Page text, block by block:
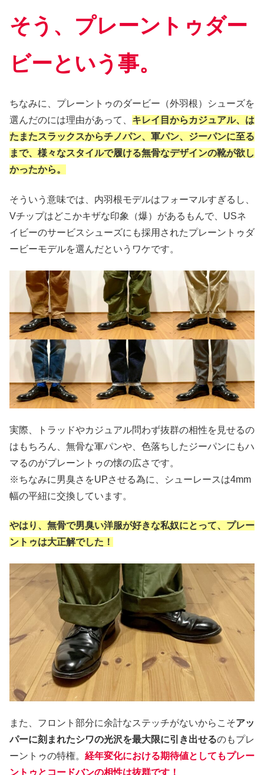
そう、プレーントゥダー
ビーという 事。
ちなみに、プレーントゥのダービー（外羽根）シューズを
選んだのには理由があって、 キレイ目からカジュアル、は
たまたスラックスからチノパン、軍パン、ジーパンに至る
まで、様々なスタイルで履ける無骨なデザインの靴が欲し
かったから。
そういう意味では、内羽根モデルはフォーマルすぎるし、
Vチップはどこかキザな印象（爆）があるもんで、USネ
イビーのサービスシューズにも採用されたプレーントゥダ
ービーモデルを選んだというワケです。
実際、トラッドやカジュアル問わず抜群の相性を見せるの
はもちろん、無骨な軍パンや、色落ちしたジーパンにもハ
マるのがプレーントゥの懐の広さです。
※ちなみに男臭さをUPさせる為に、シューレースは4mm
幅の平紐に交換しています。
やはり、無骨で男臭い洋服が好きな私奴にとって、プレー
ントゥは大正解でした！
また、フロント部分に余計なステッチがないからこそアッ
パーに刻まれたシワの光沢を最大限に引き出せるのもプレ
ーントゥの特権。 経年変化における期待値としてもプレー
ントゥとコードバンの相性は抜群です！